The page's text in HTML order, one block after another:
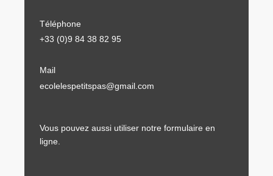
Téléphone
+33 (0)9 84 38 82 95
Mail
ecolelespetitspas@gmail.com
Vous pouvez aussi utiliser notre formulaire en
ligne.